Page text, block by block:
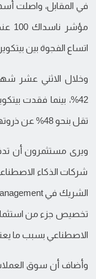
في المقابل، واصلت
اتساع الفجوة بين
تقل بنحو 48% عن ذروتها المسجلة العام الماضي.
ويرى مستثمرون أن
شركات الذكاء
تخصيص جزء من
الاصطناعي بسبب ما
وأضاف أن سوق